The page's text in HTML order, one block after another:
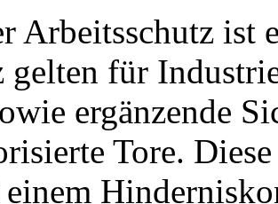
Arbeitsschutz ist
gelten für
ergänzende
Tore.
einem